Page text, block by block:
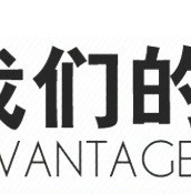
LD 362